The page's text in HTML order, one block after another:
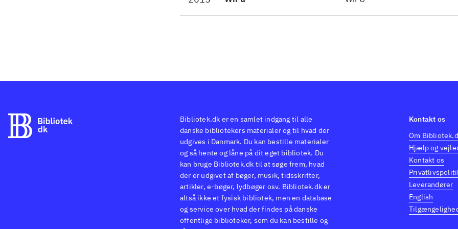
Bibliotek.dk er en samlet indgang til alle
danske bibliotekers materialer og til hvad der
udgives i Danmark. Du kan bestille materialer
og så hente og låne på dit eget bibliotek. Du
kan bruge Bibliotek.dk til at søge frem, hvad
der er udgivet af bøger, musik, tidsskrifter,
artikler, e-bøger, lydbøger osv. Bibliotek.dk er
altså ikke et fysisk bibliotek, men en database
og service over hvad der findes på danske
offentlige biblioteker, som du kan bestille og
Kontakt os
Om
Hjælp og
Kontakt os
Leverandører
English